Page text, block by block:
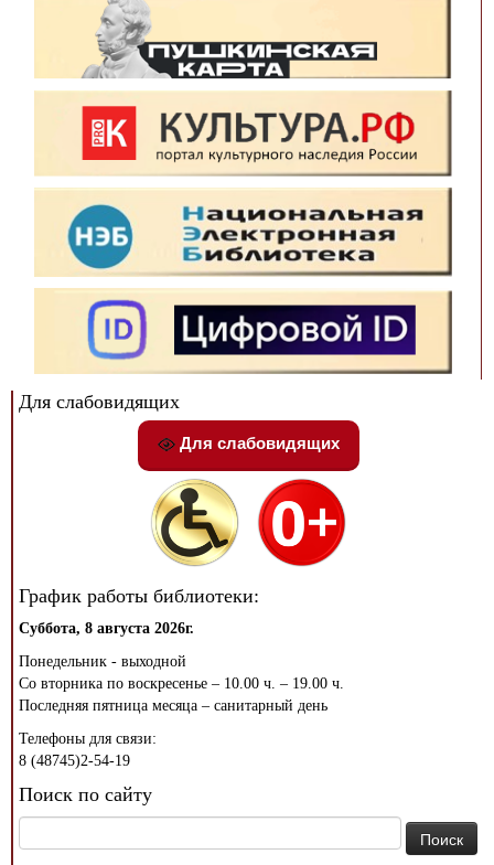
Для слабовидящих
Для слабовидящих
График работы библиотеки:
Суббота, 8 августа 2026г.
Понедельник - выходной
Со вторника по воскресенье – 10.00 ч. – 19.00 ч.
Последняя пятница месяца – санитарный день
Телефоны для связи:
8 (48745)2-54-19
Поиск по сайту